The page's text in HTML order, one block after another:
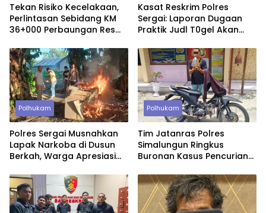
Tekan Risiko Kecelakaan,
Perlintasan Sebidang KM
36+000 Perbaungan Resmi
Kasat Reskrim Polres
Sergai: Laporan Dugaan
Praktik Judl T0gel Akan
Polhukam
Polres Sergai Musnahkan
Lapak Narkoba di Dusun
Berkah, Warga Apresiasi
Polhukam
Tim Jatanras Polres
Simalungun Ringkus
Buronan Kasus Pencurian